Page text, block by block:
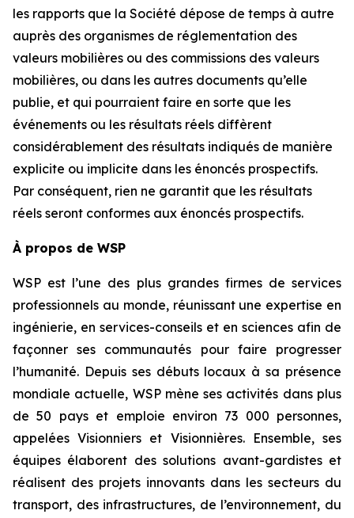
les rapports que la Société dépose de temps à autre
auprès des organismes de réglementation des
valeurs mobilières ou des commissions des valeurs
mobilières, ou dans les autres documents qu’elle
publie, et qui pourraient faire en sorte que les
événements ou les résultats réels diffèrent
considérablement des résultats indiqués de manière
explicite ou implicite dans les énoncés prospectifs.
Par conséquent, rien ne garantit que les résultats
réels seront conformes aux énoncés prospectifs.
À propos de WSP
WSP est l’une des plus grandes firmes de services
professionnels au monde, réunissant une expertise en
ingénierie, en services-conseils et en sciences afin de
façonner ses communautés pour faire progresser
l’humanité. Depuis ses débuts locaux à sa présence
mondiale actuelle, WSP mène ses activités dans plus
de 50 pays et emploie environ 73 000 personnes,
appelées Visionniers et Visionnières. Ensemble, ses
équipes élaborent des solutions avant-gardistes et
réalisent des projets innovants dans les secteurs du
transport, des infrastructures, de l’environnement, du